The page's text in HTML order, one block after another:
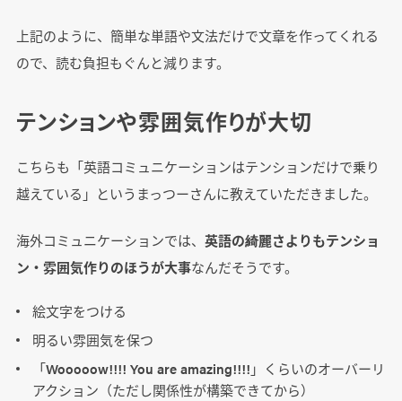
上記のように、簡単な単語や文法だけで文章を作ってくれる
ので、読む負担もぐんと減ります。
テンションや雰囲気作りが大切
こちらも「英語コミュニケーションはテンションだけで乗り
越えている」というまっつーさんに教えていただきました。
海外コミュニケーションでは、 英語の綺麗さよりもテンショ
ン・雰囲気作りのほうが大事なんだそうです。
絵文字をつける
明るい雰囲気を保つ
「Wooooow!!!! You are amazing!!!!」くらいのオーバーリ
アクション（ただし関係性が構築できてから）